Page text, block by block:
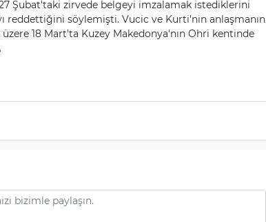
Şubat'taki zirvede belgeyi imzalamak istediklerini
reddettiğini söylemişti. Vucic ve Kurti'nin anlaşmanın
18 Mart'ta Kuzey Makedonya'nın Ohri kentinde